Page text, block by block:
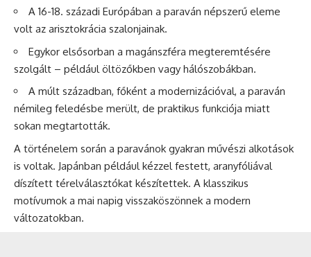
A 16-18. századi Európában a paraván népszerű eleme
volt az arisztokrácia szalonjainak.
Egykor elsősorban a magánszféra megteremtésére
szolgált – például öltözőkben vagy hálószobákban.
A múlt században, főként a modernizációval, a paraván
némileg feledésbe merült, de praktikus funkciója miatt
sokan megtartották.
A történelem során a paravánok gyakran művészi alkotások
is voltak. Japánban például kézzel festett, aranyfóliával
díszített térelválasztókat készítettek. A klasszikus
motívumok a mai napig visszaköszönnek a modern
változatokban.